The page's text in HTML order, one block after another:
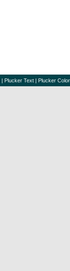
| Plucker Text | Plucker Color